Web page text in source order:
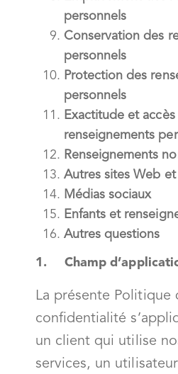
personnels
Conservation des
personnels
Protection des
personnels
Exactitude et accès
renseignements
Renseignements
Autres sites Web
Médias sociaux
Enfants et
Autres questions
1. Champ
La présente Politique
confidentialité
un client qui utilise
services, un